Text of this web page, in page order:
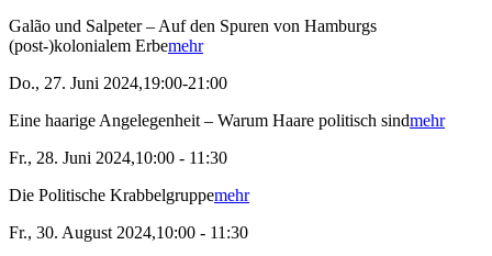
Galão und Salpeter – Auf den Spuren von Hamburgs
(post-)kolonialem Erbemehr
Do., 27. Juni 2024,19:00-21:00
Eine haarige Angelegenheit – Warum Haare politisch sindmehr
Fr., 28. Juni 2024,10:00 - 11:30
Die Politische Krabbelgruppemehr
Fr., 30. August 2024,10:00 - 11:30